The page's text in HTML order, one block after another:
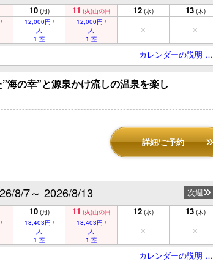
10 (月) 11 (火)山の日 12 (水) 13 (木)
12,000円 /
人
1 室
12,000円 /
人
1 室
カレンダーの説明 …
海の幸”と源泉かけ流しの温泉を楽し
詳細/ご予約
8/7～ 2026/8/13
次週
10 (月) 11 (火)山の日 12 (水) 13 (木)
18,403円 /
人
1 室
18,403円 /
人
1 室
カレンダーの説明 …